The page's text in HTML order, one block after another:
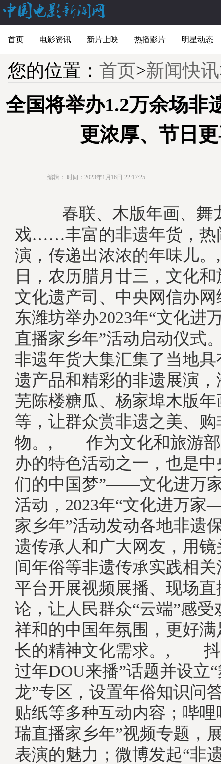
首页 电影资讯 新片上映 热播影片 明星动态
您的位置： 首页>新闻快讯
全国将举办1.2万余场非
更浓厚、节日
编辑： 时间：2023年1月16日 22:17:25
春联、木版年画、舞
戏……丰富的非遗年货，热
演，传递出浓浓的年味
日，农历腊月廿三，文化
文化遗产司、中央网信办
东潍坊举办2023年“文化
直播家乡年”活动启动仪式
非遗年货大集汇集了当地
遗产品和精彩的非遗展演
芜陈楼糖瓜、杨家埠木版
等，让群众赏非遗之美、购
物。, 作为文化和旅游部
办的特色活动之一，也是中
们的中国梦”——文化进万
活动，2023年“文化进万
家乡年”活动发动各地非遗
遗传承人和广大网友，用
间年俗等非遗传承实践相
平台开展视频展播、现场
论，让人民群众“云端”感
祥和的中国年氛围，更好
长的精神文化需求。, 抖
过年DOU来播”话题并设立
龙”专区，设置年俗知识问
贴纸等多种互动内容；哔哩
瑞直播家乡年”视频专题，
表演的魅力；微博发起“非